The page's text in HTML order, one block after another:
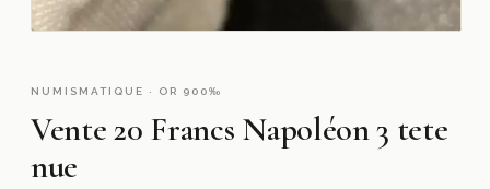
NUMISMATIQUE · OR 900‰
Vente 20 Francs Napoléon 3 tete
nue